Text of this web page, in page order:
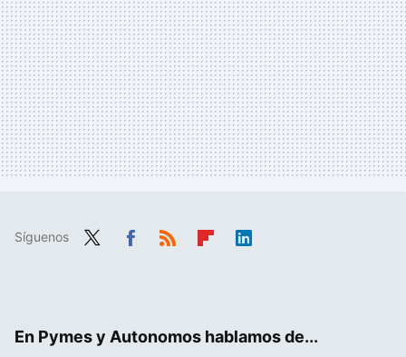
Síguenos
En Pymes y Autonomos hablamos de...